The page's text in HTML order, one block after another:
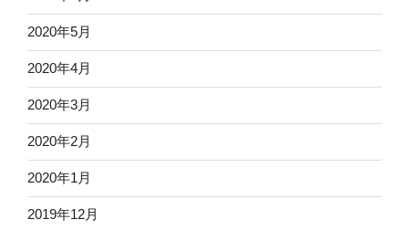
2020年5月
2020年4月
2020年3月
2020年2月
2020年1月
2019年12月